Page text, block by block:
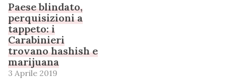
Paese blindato,
perquisizioni a
tappeto: i
Carabinieri
trovano hashish e
marijuana
3 Aprile 2019